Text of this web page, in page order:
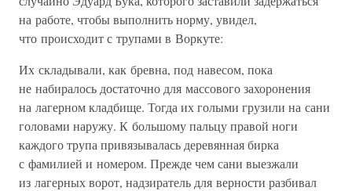
на работе, чтобы выполнить норму, увидел,
что происходит с трупами в Воркуте:
Их складывали, как бревна, под навесом, пока
не набиралось достаточно для массового захоронения
на лагерном кладбище. Тогда их голыми грузили на сани
головами наружу. К большому пальцу правой ноги
каждого трупа привязывалась деревянная бирка
с фамилией и номером. Прежде чем сани выезжали
из лагерных ворот, надзиратель для верности разбивал